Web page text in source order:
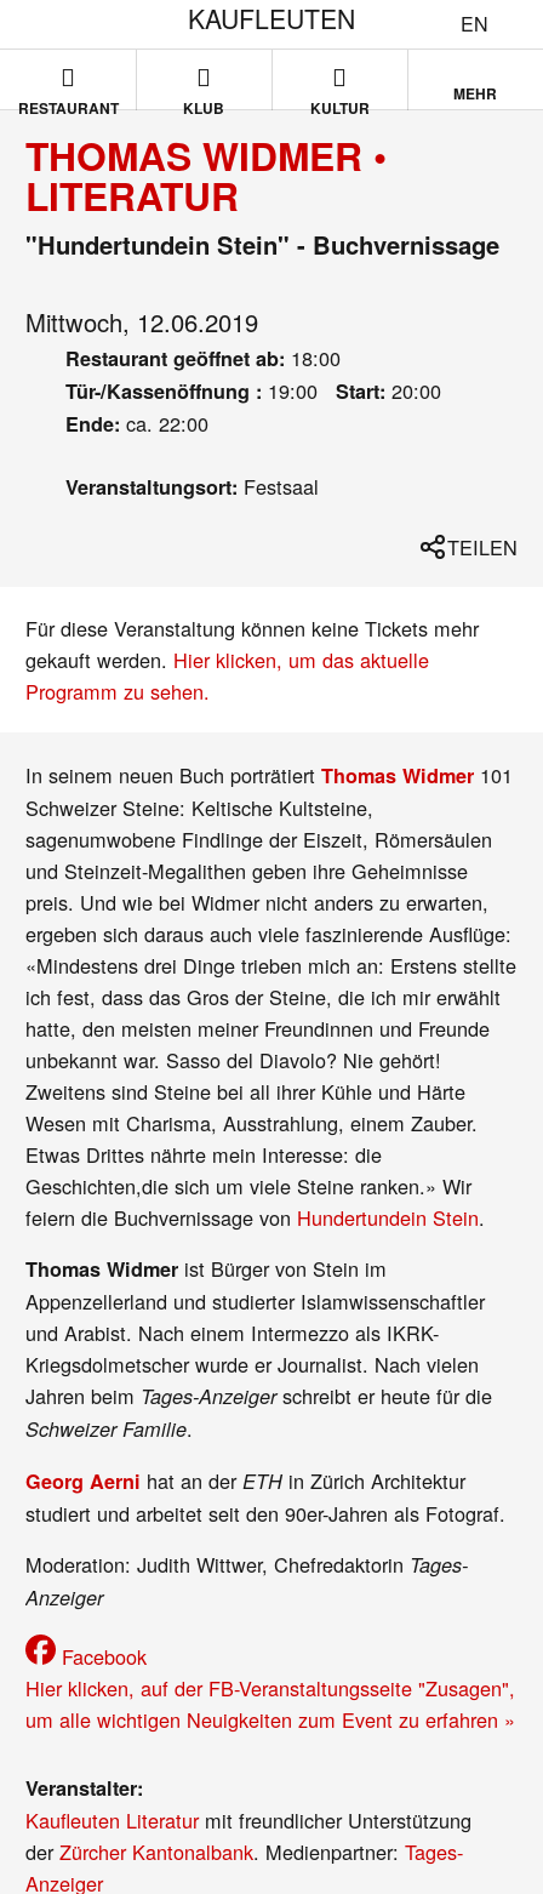
EN
KAUFLEUTEN
RESTAURANT KLUB KULTUR
MEHR
THOMAS WIDMER •
LITERATUR
"Hundertundein Stein" - Buchvernissage
Mittwoch, 12.06.2019
Restaurant geöffnet ab: 18:00
Tür-/Kassenöffnung : 19:00 Start: 20:00
Ende: ca. 22:00
Veranstaltungsort: Festsaal
TEILEN
Für diese Veranstaltung können keine Tickets mehr
gekauft werden. Hier klicken, um das aktuelle
Programm zu sehen.
In seinem neuen Buch porträtiertThomas Widmer 101
Schweizer Steine: Keltische Kultsteine,
sagenumwobene Findlinge der Eiszeit, Römersäulen
und Steinzeit-Megalithen geben ihre Geheimnisse
preis. Und wie bei Widmer nicht anders zu erwarten,
ergeben sich daraus auch viele faszinierende Ausflüge:
«Mindestens drei Dinge trieben mich an: Erstens stellte
ich fest, dass das Gros der Steine, die ich mir erwählt
hatte, den meisten meiner Freundinnen und Freunde
unbekannt war. Sasso del Diavolo? Nie gehört!
Zweitens sind Steine bei all ihrer Kühle und Härte
Wesen mit Charisma, Ausstrahlung, einem Zauber.
Etwas Drittes nährte mein Interesse: die
Geschichten,die sich um viele Steine ranken.» Wir
feiern die Buchvernissage von Hundertundein Stein.
Thomas Widmer ist Bürger von Stein im
Appenzellerland und studierter Islamwissenschaftler
und Arabist. Nach einem Intermezzo als IKRK-
Kriegsdolmetscher wurde er Journalist. Nach vielen
Jahren beim Tages-Anzeigerschreibt er heute für die
Schweizer Familie.
Georg Aerni hat an derETH in Zürich Architektur
studiert und arbeitet seit den 90er-Jahren als Fotograf.
Moderation: Judith Wittwer, Chefredaktorin Tages-
Anzeiger
Facebook
Hier klicken, auf der FB-Veranstaltungsseite "Zusagen",
um alle wichtigen Neuigkeiten zum Event zu erfahren »
Veranstalter:
Kaufleuten Literaturmit freundlicher Unterstützung
derZürcher Kantonalbank. Medienpartner:Tages-
Anzeiger